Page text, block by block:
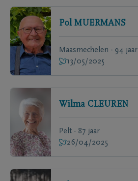
Pol MUERMANS
Maasmechelen - 94 jaar
13/05/2025
Wilma CLEUREN
Pelt - 87 jaar
26/04/2025